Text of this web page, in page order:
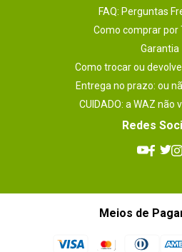
FAQ: Perguntas
Como comprar por
Garantia
Como trocar ou
Entrega no prazo: ou
CUIDADO: a WAZ não
Redes
Meios de